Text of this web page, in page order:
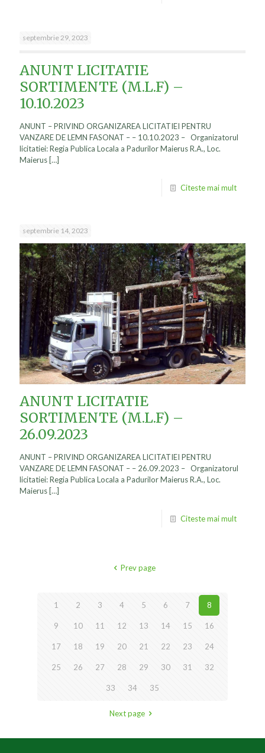
septembrie 29, 2023
ANUNT LICITATIE
SORTIMENTE (M.L.F) –
10.10.2023
ANUNT – PRIVIND ORGANIZAREA LICITATIEI PENTRU
VANZARE DE LEMN FASONAT – – 10.10.2023 – Organizatorul
licitatiei: Regia Publica Locala a Padurilor Maierus R.A., Loc.
Maierus […]
Citeste mai mult
septembrie 14, 2023
ANUNT LICITATIE
SORTIMENTE (M.L.F) –
26.09.2023
ANUNT – PRIVIND ORGANIZAREA LICITATIEI PENTRU
VANZARE DE LEMN FASONAT – – 26.09.2023 – Organizatorul
licitatiei: Regia Publica Locala a Padurilor Maierus R.A., Loc.
Maierus […]
Citeste mai mult
Prev page
1 2 3 4 5 6 7 8
9 10 11 12 13 14 15 16
17 18 19 20 21 22 23 24
25 26 27 28 29 30 31 32
33 34 35
Next page